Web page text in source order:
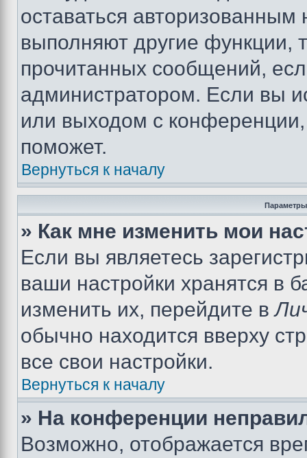
оставаться
выполняют другие функции,
прочитанных сообщений,
администратором. Если вы
или выходом с
поможет.
Вернуться к началу
Параметры
» Как мне изменить мои
Если вы являетесь
ваши настройки хранятся в
изменить их, перейдите в
обычно находится вверху
все свои настройки.
Вернуться к началу
» На конференции
Возможно, отображается